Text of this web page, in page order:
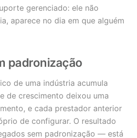
gerenciado: ele não
aparece no dia em que alguém
padronização
de uma indústria acumula
de crescimento deixou uma
e cada prestador anterior
de configurar. O resultado
sem padronização — está